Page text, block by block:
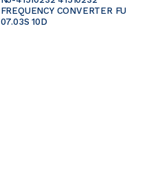
FREQUENCY CONVERTER FU
07.03S 10D